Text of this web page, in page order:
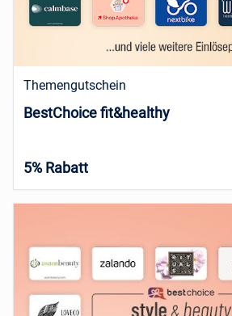
Themengutschein
BestChoice fit&healthy
5% Rabatt